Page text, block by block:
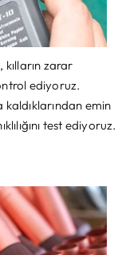
zarar
ediyoruz.
emin
test ediyoruz.